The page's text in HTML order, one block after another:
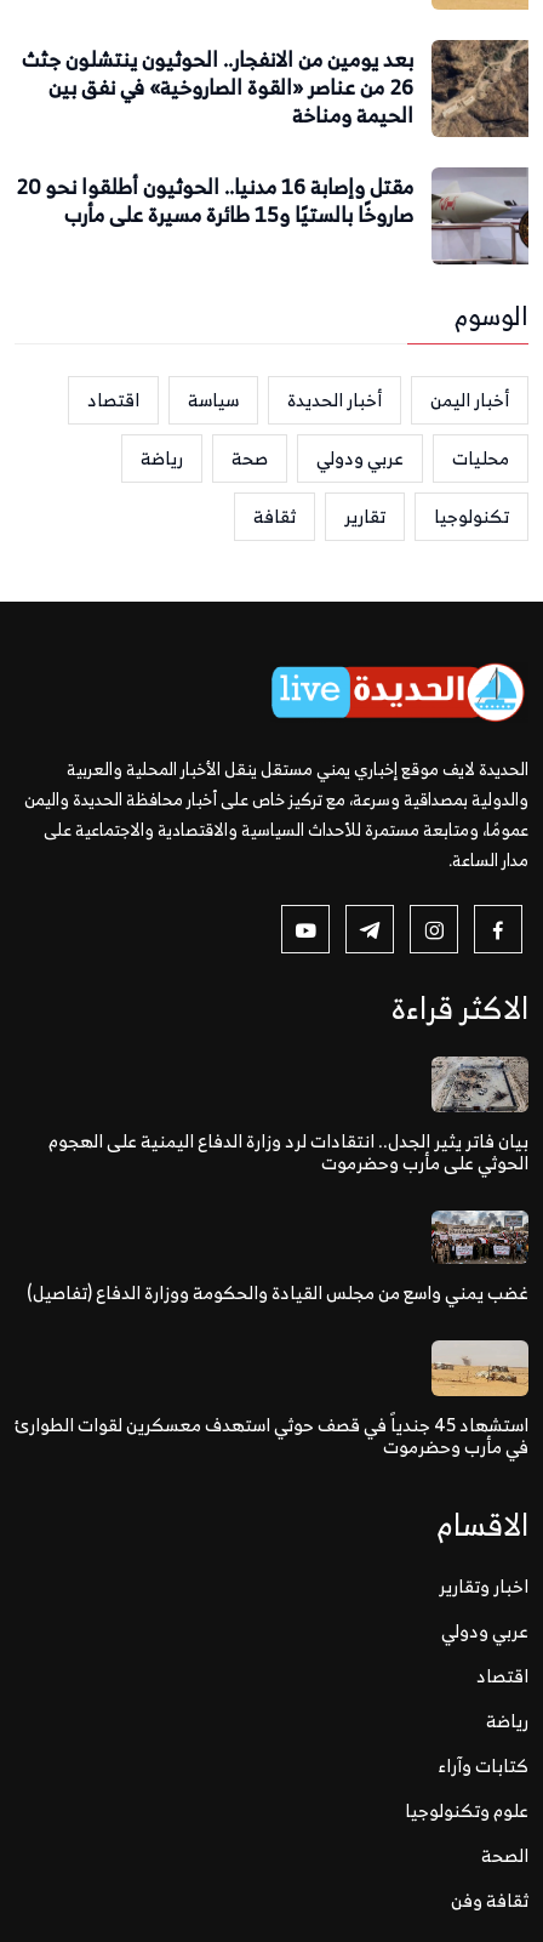
بعد يومين من الانفجار.. الحوثيون ينتشلون جثث
26 من عناصر «القوة الصاروخية» في نفق بين
الحيمة ومناخة
مقتل وإصابة 16 مدنيا.. الحوثيون أطلقوا نحو 20
صاروخًا بالستيًا و15 طائرة مسيرة على مأرب
الوسوم
أخبار اليمن أخبار الحديدة سياسة
اقتصاد
محليات
عربي ودولي صحة
رياضة
تكنولوجيا
تقارير ثقافة
الحديدة لايف موقع إخباري يمني مستقل ينقل الأخبار المحلية والعربية
والدولية بمصداقية وسرعة، مع تركيز خاص على أخبار محافظة الحديدة واليمن
عمومًا، ومتابعة مستمرة للأحداث السياسية والاقتصادية والاجتماعية على
مدار الساعة.
الاكثر قراءة
بيان فاتر يثير الجدل.. انتقادات لرد وزارة الدفاع اليمنية على الهجوم
الحوثي على مأرب وحضرموت
غضب يمني واسع من مجلس القيادة والحكومة ووزارة الدفاع (تفاصيل)
استشهاد 45 جندياً في قصف حوثي استهدف معسكرين لقوات الطوارئ
في مأرب وحضرموت
الاقسام
اخبار وتقارير
عربي ودولي
اقتصاد
رياضة
كتابات وآراء
علوم وتكنولوجيا
الصحة
ثقافة وفن